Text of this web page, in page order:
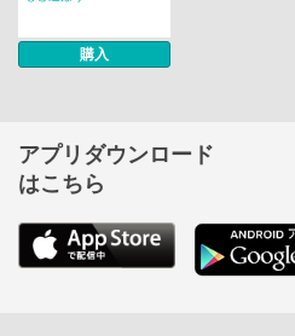
購入
アプリダウンロード
はこちら